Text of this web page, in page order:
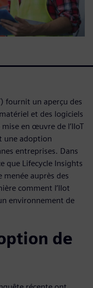
fournit un aperçu des
et des logiciels
en œuvre de l’IIoT
une adoption
entreprises. Dans
que Lifecycle Insights
menée auprès des
comment l’IIot
environnement de
de